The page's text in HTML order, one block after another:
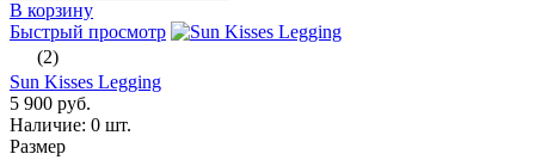
В корзину
Быстрый просмотр
(2)
Sun Kisses Legging
5 900 руб.
Наличие: 0 шт.
Размер